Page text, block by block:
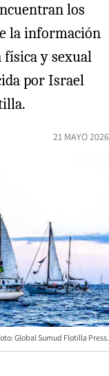
los
la información
y sexual
por Israel
21 MAYO 2026
Global Sumud Flotilla Press.